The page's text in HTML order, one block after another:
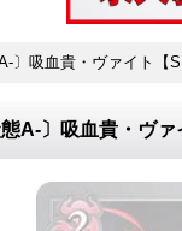
〕吸血貴・ヴァイト【
A-〕吸血貴・ヴァ